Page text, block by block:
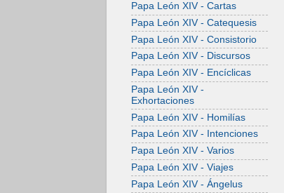
Papa León XIV - Cartas
Papa León XIV - Catequesis
Papa León XIV - Consistorio
Papa León XIV - Discursos
Papa León XIV - Encíclicas
Papa León XIV -
Exhortaciones
Papa León XIV - Homilías
Papa León XIV - Intenciones
Papa León XIV - Varios
Papa León XIV - Viajes
Papa León XIV - Ángelus